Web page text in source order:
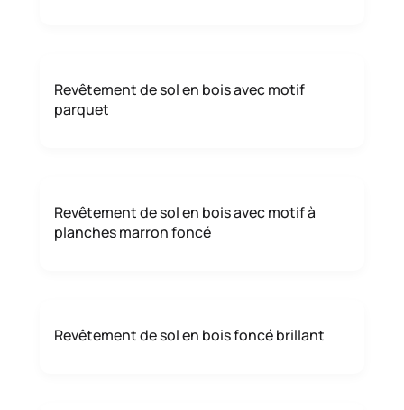
Revêtement de sol en bois avec motif
parquet
Revêtement de sol en bois avec motif à
planches marron foncé
Revêtement de sol en bois foncé brillant